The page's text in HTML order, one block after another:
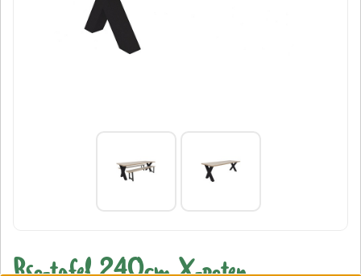
Bso-tafel 240cm X-poten